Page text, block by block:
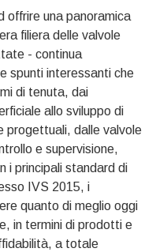
offrire una panoramica
filiera delle valvole
- continua
spunti interessanti che
di tenuta, dai
allo sviluppo di
progettuali, dalle valvole
e supervisione,
i principali standard di
IVS 2015, i
quanto di meglio oggi
in termini di prodotti e
a totale